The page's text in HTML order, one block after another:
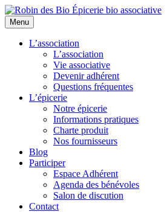
Menu
L’association
L’association
Vie associative
Devenir adhérent
Questions fréquentes
L’épicerie
Notre épicerie
Informations pratiques
Charte produit
Nos fournisseurs
Blog
Participer
Espace Adhérent
Agenda des bénévoles
Salon de discution
Contact